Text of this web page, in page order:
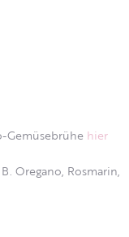
Gemüsebrühe hier
Oregano, Rosmarin,